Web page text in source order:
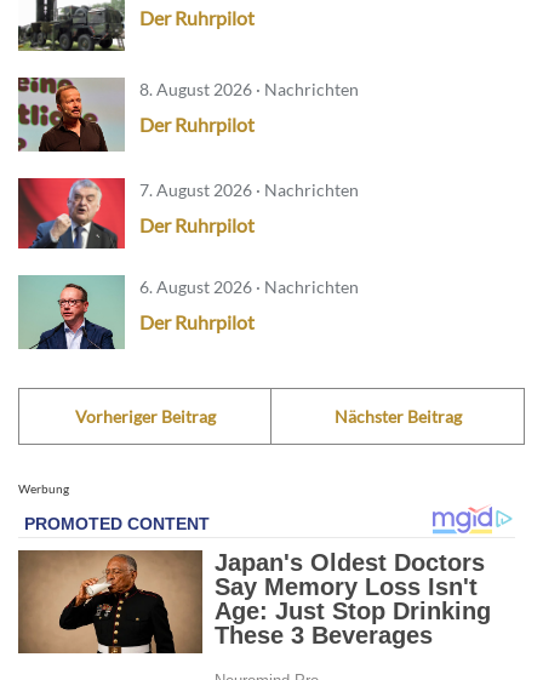
Der Ruhrpilot
8. August 2026 · Nachrichten
Der Ruhrpilot
7. August 2026 · Nachrichten
Der Ruhrpilot
6. August 2026 · Nachrichten
Der Ruhrpilot
Vorheriger Beitrag Nächster Beitrag
Werbung